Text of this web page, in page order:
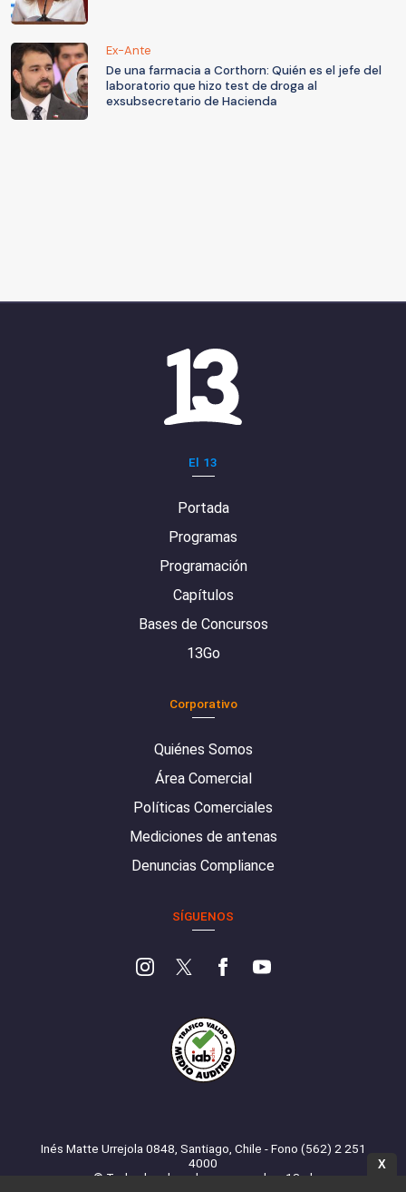
Ex-Ante
De una farmacia a Corthorn: Quién es el jefe del
laboratorio que hizo test de droga al
exsubsecretario de Hacienda
El 13
Portada
Programas
Programación
Capítulos
Bases de Concursos
13Go
Corporativo
Quiénes Somos
Área Comercial
Políticas Comerciales
Mediciones de antenas
Denuncias Compliance
SÍGUENOS
Inés Matte Urrejola 0848, Santiago, Chile - Fono (562) 2 251
4000
© Todos los derechos reservados. 13.cl
X